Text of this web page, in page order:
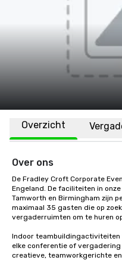
Overzicht
Over ons
De Fradley Croft Corporate
Engeland. De faciliteiten in
Tamworth en Birmingham zijn
maximaal 35 gasten die op
vergaderruimten om te huren
Indoor teambuildingactiviteiten
elke conferentie of vergadering
creatieve, teamworkgerichte